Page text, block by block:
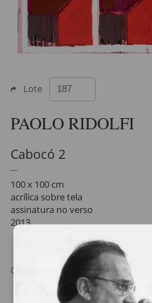
Lote
PAOLO RIDOLFI
Cabocó 2
100 x 100 cm
acrílica sobre tela
assinatura no verso
2013
Compartilhar